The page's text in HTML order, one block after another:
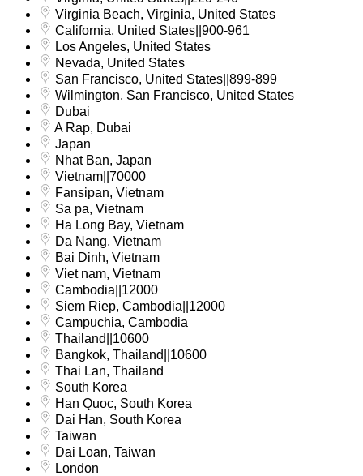
Virginia Beach, Virginia, United States
California, United States||900-961
Los Angeles, United States
Nevada, United States
San Francisco, United States||899-899
Wilmington, San Francisco, United States
Dubai
A Rap, Dubai
Japan
Nhat Ban, Japan
Vietnam||70000
Fansipan, Vietnam
Sa pa, Vietnam
Ha Long Bay, Vietnam
Da Nang, Vietnam
Bai Dinh, Vietnam
Viet nam, Vietnam
Cambodia||12000
Siem Riep, Cambodia||12000
Campuchia, Cambodia
Thailand||10600
Bangkok, Thailand||10600
Thai Lan, Thailand
South Korea
Han Quoc, South Korea
Dai Han, South Korea
Taiwan
Dai Loan, Taiwan
London